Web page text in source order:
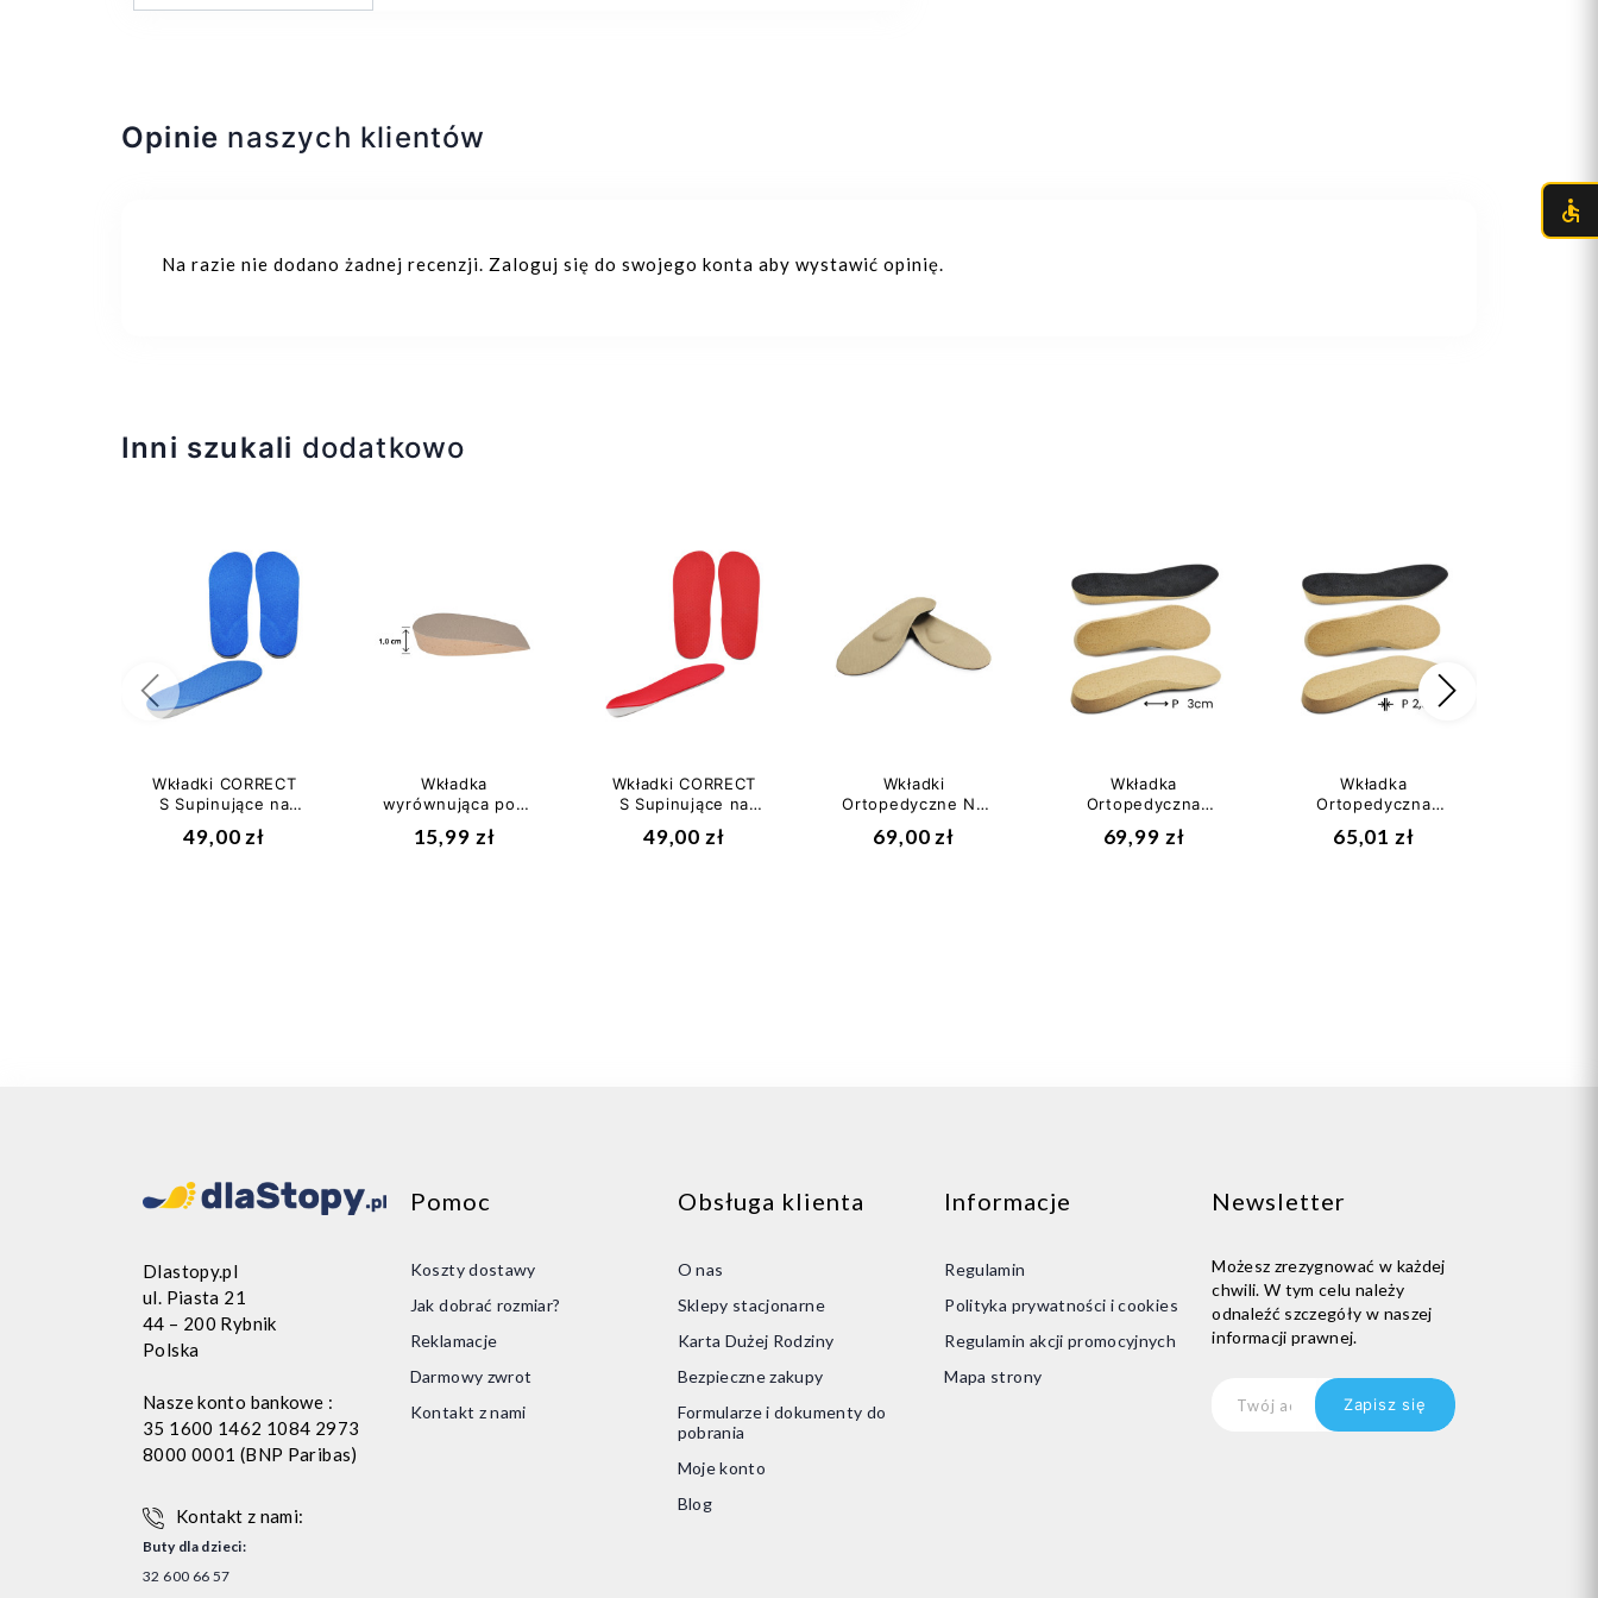
Opinie naszych klientów
Na razie nie dodano żadnej recenzji. Zaloguj się do swojego konta aby wystawić opinię.
Inni szukali dodatkowo
Wkładki CORRECT
S Supinujące na
Kolan Niebieskie
49,00 zł
Wkładka
wyrównująca pod
1,0 cm Relax-
15,99 zł
Wkładki CORRECT
S Supinujące na
Kolan Czerwone
49,00 zł
Wkładki
Ortopedyczne Na
Poprzeczne Paluch
69,00 zł
Wkładka
Ortopedyczna
Prawa Szeroka
69,99 zł
Wkładka
Ortopedyczna
Prawa Wąska Skrót
65,01 zł
Poprzedni
Dlastopy.pl
ul. Piasta 21
44 – 200 Rybnik
Polska
Nasze konto bankowe :
35 1600 1462 1084 2973
8000 0001 (BNP Paribas)
Kontakt z nami:
Buty dla dzieci:
32 600 66 57
Pomoc
Koszty dostawy
Jak dobrać rozmiar?
Reklamacje
Darmowy zwrot
Kontakt z nami
Obsługa klienta
O nas
Sklepy stacjonarne
Karta Dużej Rodziny
Bezpieczne zakupy
Formularze i dokumenty do
pobrania
Moje konto
Blog
Informacje
Regulamin
Polityka prywatności i cookies
Regulamin akcji promocyjnych
Mapa strony
Newsletter
Możesz zrezygnować w każdej
chwili. W tym celu należy
odnaleźć szczegóły w naszej
informacji prawnej.